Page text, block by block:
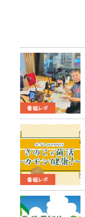
番組レポ
番組レポ